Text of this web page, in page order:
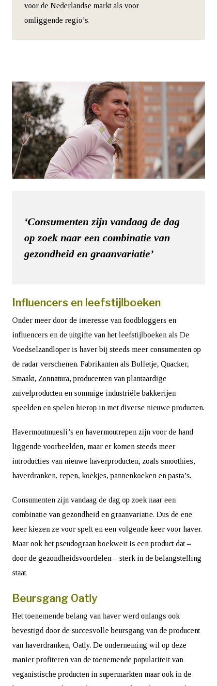
voor de Nederlandse markt als voor
omliggende regio’s.
‘Consumenten zijn vandaag de dag
op zoek naar een combinatie van
gezondheid en graanvariatie’
Influencers en leefstijlboeken
Onder meer door de interesse van foodbloggers en
influencers en de uitgifte van het leefstijlboeken als De
Voedselzandloper is haver bij steeds meer consumenten op
de radar verschenen. Fabrikanten als Bolletje, Quacker,
Smaakt, Zonnatura, producenten van plantaardige
zuivelproducten en sommige industriële bakkerijen
speelden en spelen hierop in met diverse nieuwe producten.
Havermoutmuesli’s en havermoutrepen zijn voor de hand
liggende voorbeelden, maar er komen steeds meer
introducties van nieuwe haverproducten, zoals smoothies,
haverdranken, repen, koekjes, pannenkoeken en pasta’s.
Consumenten zijn vandaag de dag op zoek naar een
combinatie van gezondheid en graanvariatie. Dus de ene
keer kiezen ze voor spelt en een volgende keer voor haver.
Maar ook het pseudograan boekweit is een product dat –
door de gezondheidsvoordelen – sterk in de belangstelling
staat.
Beursgang Oatly
Het toenemende belang van haver werd onlangs ook
bevestigd door de succesvolle beursgang van de producent
van haverdranken, Oatly. De onderneming wil op deze
manier profiteren van de toenemende populariteit van
veganistische producten in supermarkten maar ook in de